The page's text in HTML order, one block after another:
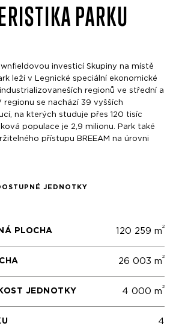
PARKU
investicí Skupiny na místě
leží v Legnické speciální ekonomické
regionů ve střední a
regionu se nachází 39 vyšších
na kterých studuje přes 120 tisíc
populace je 2,9 milionu. Park také
přístupu BREEAM na úrovni
JEDNOTKY
PLOCHA 120 259 m2
26 003 m2
JEDNOTKY 4 000 m2
4